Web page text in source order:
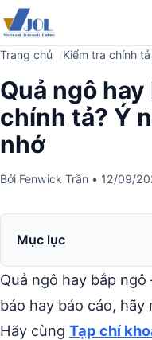
Trang chủ Kiểm tra chính tả
Quả ngô
chính tả? Ý
nhớ
Bởi Fenwick Trần • 12/09/
Mục lục
Quả ngô hay bắp ngô
báo hay báo cáo,
Hãy cùng Tạp chí